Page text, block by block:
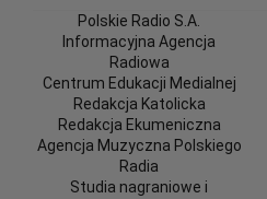
Polskie Radio S.A.
Informacyjna Agencja
Radiowa
Centrum Edukacji Medialnej
Redakcja Katolicka
Redakcja Ekumeniczna
Agencja Muzyczna Polskiego
Radia
Studia nagraniowe i